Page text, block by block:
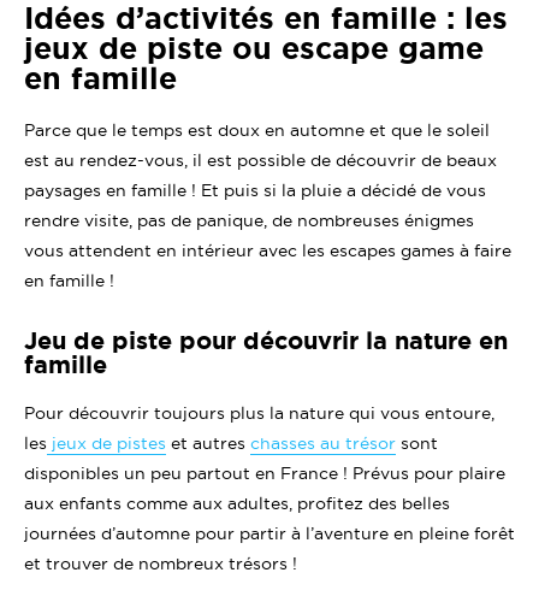
Idées d’activités en famille : les
jeux de piste ou escape game
en famille
Parce que le temps est doux en automne et que le soleil
est au rendez-vous, il est possible de découvrir de beaux
paysages en famille ! Et puis si la pluie a décidé de vous
rendre visite, pas de panique, de nombreuses énigmes
vous attendent en intérieur avec les escapes games à faire
en famille !
Jeu de piste pour découvrir la nature en
famille
Pour découvrir toujours plus la nature qui vous entoure,
les jeux de pistes et autres chasses au trésor sont
disponibles un peu partout en France ! Prévus pour plaire
aux enfants comme aux adultes, profitez des belles
journées d’automne pour partir à l’aventure en pleine forêt
et trouver de nombreux trésors !